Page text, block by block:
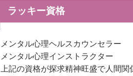
ラッキー資格
メンタル心理ヘルスカウンセラー
メンタル心理インストラクター
上記の資格が探求精神旺盛で人間